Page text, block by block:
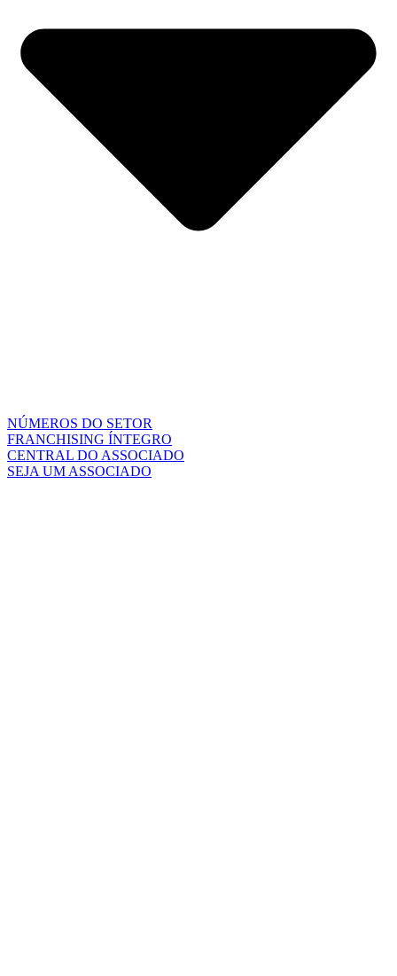
NÚMEROS DO SETOR
FRANCHISING ÍNTEGRO
CENTRAL DO ASSOCIADO
SEJA UM ASSOCIADO